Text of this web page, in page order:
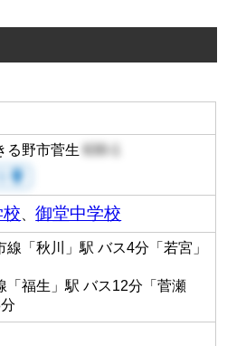
る野市菅生 630-1
room
、御堂中学校
線「秋川」駅 バス4分「若宮」
「福生」駅 バス12分「菅瀬